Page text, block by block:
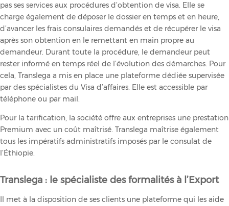
pas ses services aux procédures d’obtention de visa. Elle se
charge également de déposer le dossier en temps et en heure,
d’avancer les frais consulaires demandés et de récupérer le visa
après son obtention en le remettant en main propre au
demandeur. Durant toute la procédure, le demandeur peut
rester informé en temps réel de l’évolution des démarches. Pour
cela, Translega a mis en place une plateforme dédiée supervisée
par des spécialistes du Visa d’affaires. Elle est accessible par
téléphone ou par mail.
Pour la tarification, la société offre aux entreprises une prestation
Premium avec un coût maîtrisé. Translega maîtrise également
tous les impératifs administratifs imposés par le consulat de
l’Éthiopie.
Translega : le spécialiste des formalités à l’Export
Il met à la disposition de ses clients une plateforme qui les aide